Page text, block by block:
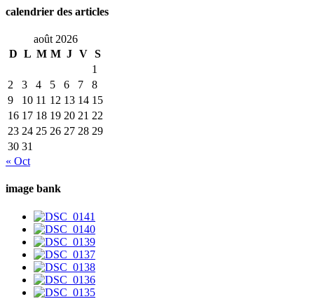
calendrier des articles
août 2026
D L M M J V S
1
2
3 4 5 6 7
8
9
10 11 12 13 14 15
16 17 18 19 20 21 22
23 24 25 26 27 28 29
30 31
« Oct
image bank